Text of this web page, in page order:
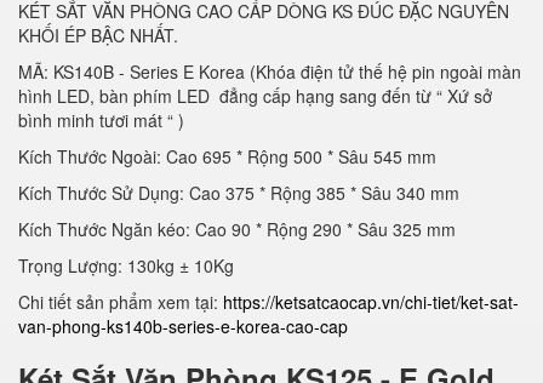
KÉT SẮT VĂN PHÒNG CAO CẤP DÒNG KS ĐÚC ĐẶC NGUYÊN
KHỐI ÉP BẬC NHẤT.
MÃ: KS140B - Series E Korea (Khóa điện tử thế hệ pin ngoài màn
hình LED, bàn phím LED đẳng cấp hạng sang đến từ “ Xứ sở
bình minh tươi mát “ )
Kích Thước Ngoài: Cao 695 * Rộng 500 * Sâu 545 mm
Kích Thước Sử Dụng: Cao 375 * Rộng 385 * Sâu 340 mm
Kích Thước Ngăn kéo: Cao 90 * Rộng 290 * Sâu 325 mm
Trọng Lượng: 130kg ± 10Kg
Chi tiết sản phẩm xem tại: https://ketsatcaocap.vn/chi-tiet/ket-sat-
van-phong-ks140b-series-e-korea-cao-cap